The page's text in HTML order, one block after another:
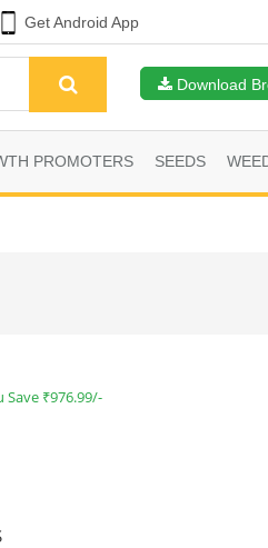
Get Android App
Download
PROMOTERS SEEDS
Save ₹976.99/-